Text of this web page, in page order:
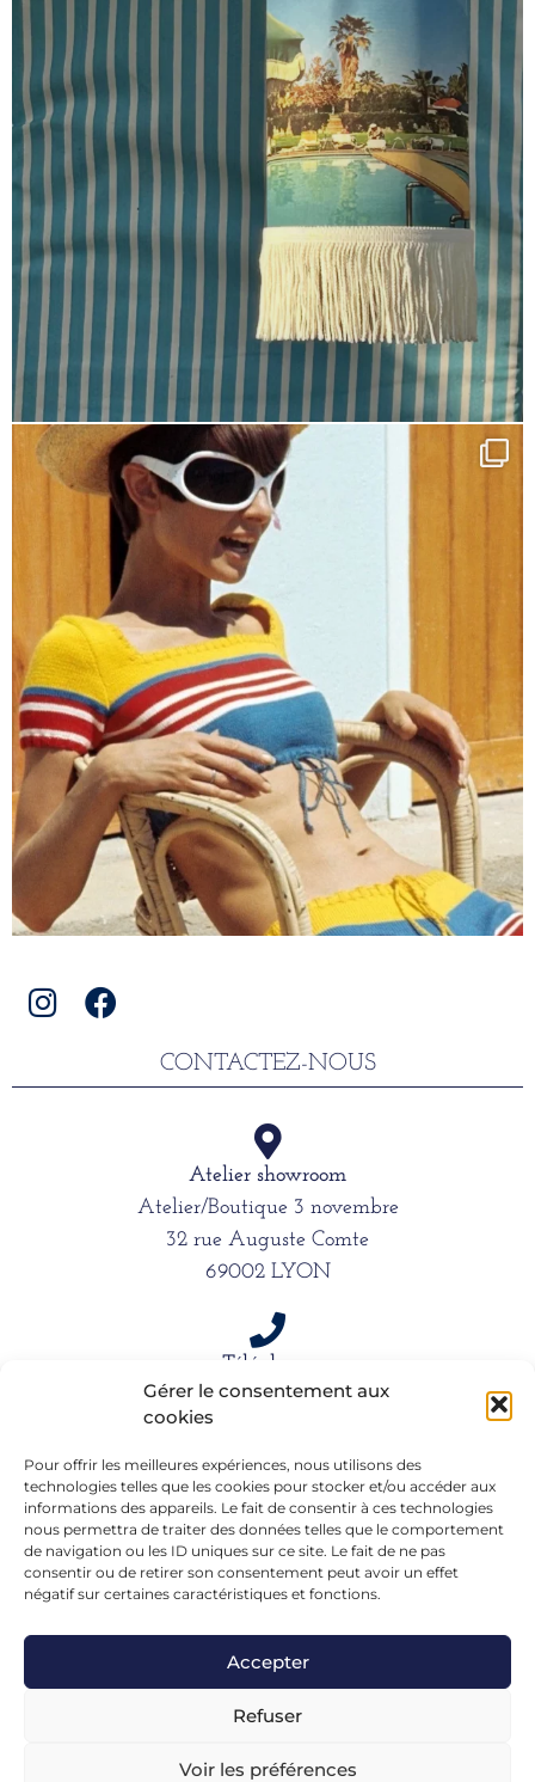
Gérer le consentement aux
cookies
Pour offrir les meilleures expériences, nous utilisons des
technologies telles que les cookies pour stocker et/ou accéder aux
informations des appareils. Le fait de consentir à ces technologies
nous permettra de traiter des données telles que le comportement
de navigation ou les ID uniques sur ce site. Le fait de ne pas
consentir ou de retirer son consentement peut avoir un effet
négatif sur certaines caractéristiques et fonctions.
Accepter
Refuser
Voir les préférences
CONTACTEZ-NOUS
Atelier showroom
Atelier/Boutique 3 novembre
32 rue Auguste Comte
69002 LYON
Téléphone
06 15 61 39 66
Mail
alexandra.dargentre@sfr.fr